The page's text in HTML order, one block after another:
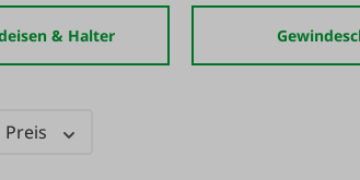
& Halter
Preis